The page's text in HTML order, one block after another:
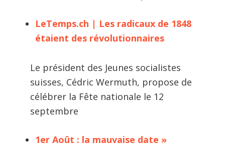
LeTemps.ch | Les radicaux de 1848
étaient des révolutionnaires
Le président des Jeunes socialistes
suisses, Cédric Wermuth, propose de
célébrer la Fête nationale le 12
septembre
1er Août : la mauvaise date »